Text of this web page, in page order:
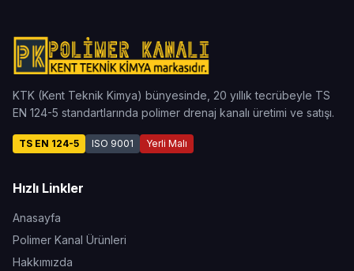
KTK (Kent Teknik Kimya) bünyesinde, 20 yıllık tecrübeyle TS
EN 124-5 standartlarında polimer drenaj kanalı üretimi ve satışı.
TS EN 124-5 ISO 9001 Yerli Malı
Hızlı Linkler
Anasayfa
Polimer Kanal Ürünleri
Hakkımızda